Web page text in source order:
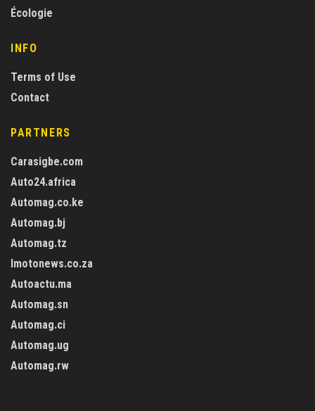
Écologie
INFO
Terms of Use
Contact
PARTNERS
Carasigbe.com
Auto24.africa
Automag.co.ke
Automag.bj
Automag.tz
Imotonews.co.za
Autoactu.ma
Automag.sn
Automag.ci
Automag.ug
Automag.rw